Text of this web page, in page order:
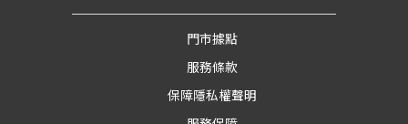
門市據點
服務條款
保障隱私權聲明